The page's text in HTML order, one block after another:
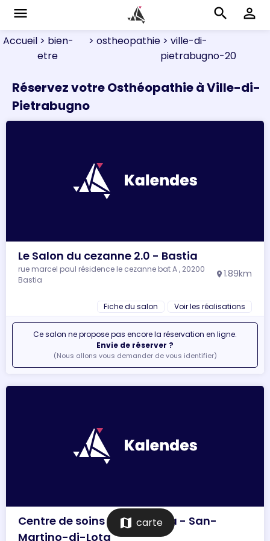
menu search perm_identity
Accueil > bien-
etre
> ostheopathie > ville-di-
pietrabugno-20
Réservez votre Osthéopathie à Ville-di-
Pietrabugno
Le Salon du cezanne 2.0 - Bastia
rue marcel paul résidence le cezanne bat A , 20200
Bastia
location_on 1.89km
Fiche du salon Voir les réalisations
Ce salon ne propose pas encore la réservation en ligne.
Envie de réserver ?
(Nous allons vous demander de vous identifier)
Centre de soins Casa nostra - San-
Martino-di-Lota
map carte